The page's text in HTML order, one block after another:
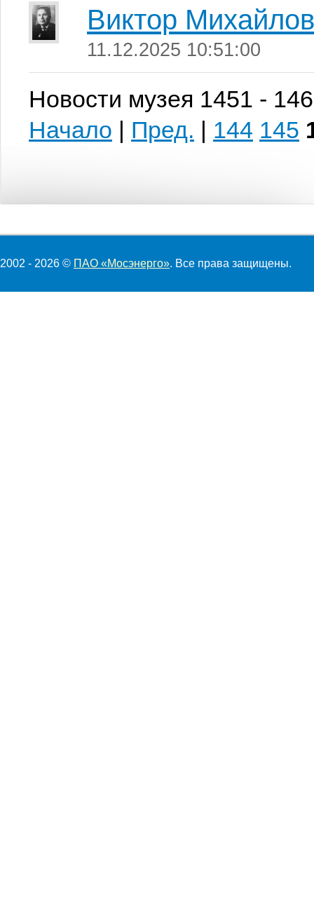
Виктор
11.12.2025 10:51:00
Новости музея 1451 -
Начало | Пред. | 144 145
2002 - 2026 © ПАО «Мосэнерго». Все права защищены.